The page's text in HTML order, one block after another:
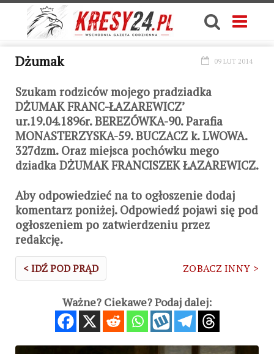
Dżumak 09 LUT 2014
Szukam rodziców mojego pradziadka
DŻUMAK FRANC-ŁAZAREWICZ’
ur.19.04.1896r. BEREZÓWKA-90. Parafia
MONASTERZYSKA-59. BUCZACZ k. LWOWA.
327dzm. Oraz miejsca pochówku mego
dziadka DŻUMAK FRANCISZEK ŁAZAREWICZ.
Aby odpowiedzieć na to ogłoszenie dodaj
komentarz poniżej. Odpowiedź pojawi się pod
ogłoszeniem po zatwierdzeniu przez
redakcję.
< IDŹ POD PRĄD ZOBACZ INNY >
Ważne? Ciekawe? Podaj dalej: